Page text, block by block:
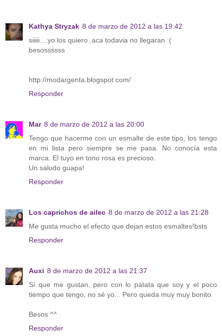
Kathya Stryzak 8 de marzo de 2012 a las 19:42
siiiii....yo los quiero..aca todavia no llegaran :(
besossssss
http://modargenta.blogspot.com/
Responder
Mar 8 de marzo de 2012 a las 20:00
Tengo que hacerme con un esmalte de este tipo, los tengo
en mi lista pero siempre se me pasa. No conocía esta
marca. El tuyo en tono rosa es precioso.
Un saludo guapa!
Responder
Los caprichos de ailec 8 de marzo de 2012 a las 21:28
Me gusta mucho el efecto que dejan estos esmaltes!bsts
Responder
Auxi 8 de marzo de 2012 a las 21:37
Sí que me gustan, pero con lo patata que soy y el poco
tiempo que tengo, no sé yo... Pero queda muy muy bonito.
Besos ^^
Responder